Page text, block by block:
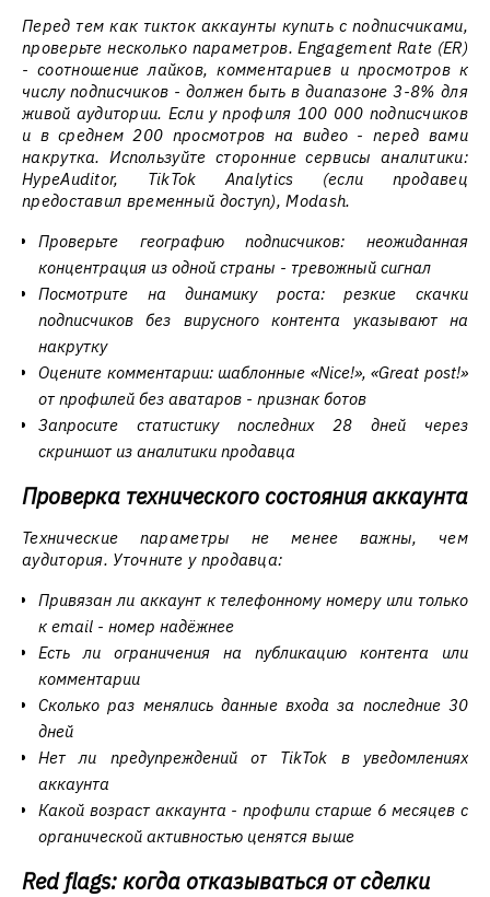
Перед тем как тикток аккаунты купить с подписчиками,
проверьте несколько параметров. Engagement Rate (ER)
- соотношение лайков, комментариев и просмотров к
числу подписчиков - должен быть в диапазоне 3-8% для
живой аудитории. Если у профиля 100 000 подписчиков
и в среднем 200 просмотров на видео - перед вами
накрутка. Используйте сторонние сервисы аналитики:
HypeAuditor, TikTok Analytics (если продавец
предоставил временный доступ), Modash.
Проверьте географию подписчиков: неожиданная
концентрация из одной страны - тревожный сигнал
Посмотрите на динамику роста: резкие скачки
подписчиков без вирусного контента указывают на
накрутку
Оцените комментарии: шаблонные «Nice!», «Great post!»
от профилей без аватаров - признак ботов
Запросите статистику последних 28 дней через
скриншот из аналитики продавца
Проверка технического состояния аккаунта
Технические параметры не менее важны, чем
аудитория. Уточните у продавца:
Привязан ли аккаунт к телефонному номеру или только
к email - номер надёжнее
Есть ли ограничения на публикацию контента или
комментарии
Сколько раз менялись данные входа за последние 30
дней
Нет ли предупреждений от TikTok в уведомлениях
аккаунта
Какой возраст аккаунта - профили старше 6 месяцев с
органической активностью ценятся выше
Red flags: когда отказываться от сделки